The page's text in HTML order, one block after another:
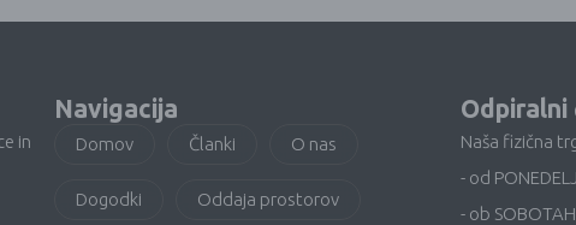
in
Navigacija
Domov Članki O nas
Dogodki Oddaja prostorov
Odpiralni
Naša fizična
- od
- ob